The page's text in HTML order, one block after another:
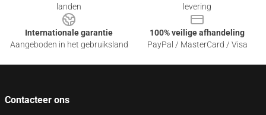
landen
levering
Internationale garantie
Aangeboden in het gebruiksland
100% veilige afhandeling
PayPal / MasterCard / Visa
Contacteer ons